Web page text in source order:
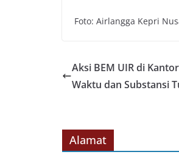
Foto: Airlangga Kepri
Aksi BEM UIR di
Waktu dan Substansi
Alamat